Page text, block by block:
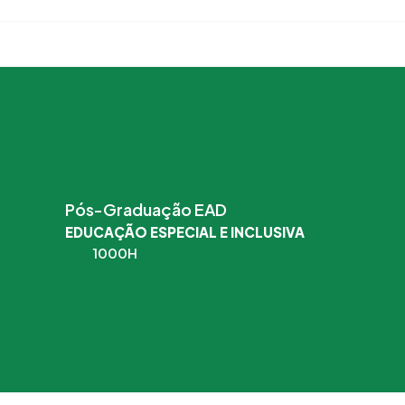
Pós-Graduação EAD
EDUCAÇÃO ESPECIAL E INCLUSIVA
1000H